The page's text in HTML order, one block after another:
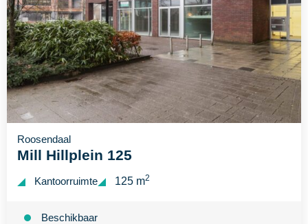
Roosendaal
Mill Hillplein 125
Kantoorruimte 125 m2
Beschikbaar